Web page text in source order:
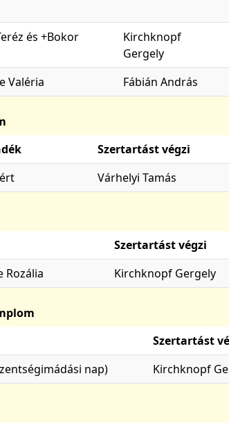
és +Bokor
Kirchknopf
Gergely
Valéria Fábián András
Szertartást végzi
Várhelyi Tamás
Szertartást végzi
Rozália Kirchknopf Gergely
Szertartást
nap) Kirchknopf